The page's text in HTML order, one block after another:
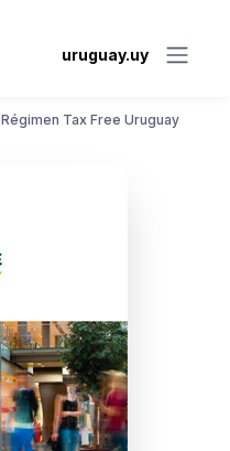
uruguay.uy
Régimen Tax Free Uruguay